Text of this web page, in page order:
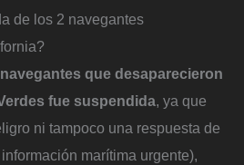
de los 2 navegantes
que desaparecieron
fue suspendida, ya que
ni tampoco una respuesta de
marítima urgente),